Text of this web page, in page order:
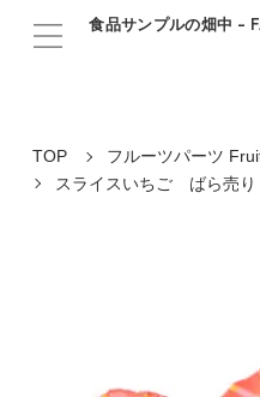
食品サンプルの畑中 -
TOP
フルーツパーツ
スライスいちご ばら売り